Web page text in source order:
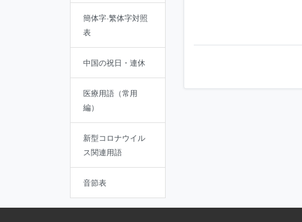
簡体字·繁体字対照
表
中国の祝日・連休
医療用語（常用
編）
新型コロナウイル
ス関連用語
音節表